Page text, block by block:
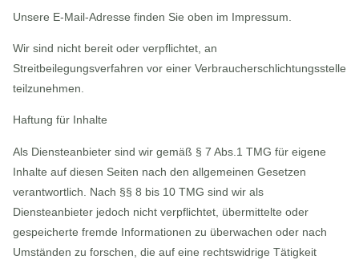
Unsere E-Mail-Adresse finden Sie oben im Impressum.
Wir sind nicht bereit oder verpflichtet, an
Streitbeilegungsverfahren vor einer Verbraucherschlichtungsstelle
teilzunehmen.
Haftung für Inhalte
Als Diensteanbieter sind wir gemäß § 7 Abs.1 TMG für eigene
Inhalte auf diesen Seiten nach den allgemeinen Gesetzen
verantwortlich. Nach §§ 8 bis 10 TMG sind wir als
Diensteanbieter jedoch nicht verpflichtet, übermittelte oder
gespeicherte fremde Informationen zu überwachen oder nach
Umständen zu forschen, die auf eine rechtswidrige Tätigkeit